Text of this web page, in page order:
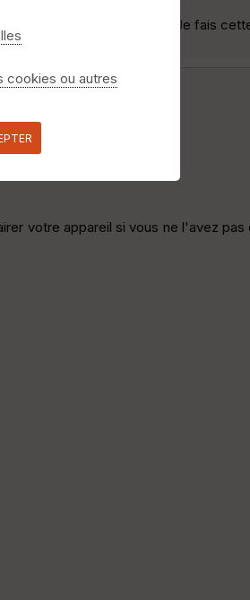
reçois rien sur le GPS. Je fais
votre appareil si vous ne l'avez
cookies ou autres